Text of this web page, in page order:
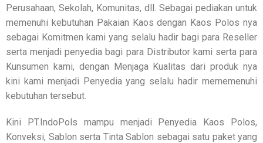
Perusahaan, Sekolah, Komunitas, dll. Sebagai pediakan untuk
memenuhi kebutuhan Pakaian Kaos dengan Kaos Polos nya
sebagai Komitmen kami yang selalu hadir bagi para Reseller
serta menjadi penyedia bagi para Distributor kami serta para
Kunsumen kami, dengan Menjaga Kualitas dari produk nya
kini kami menjadi Penyedia yang selalu hadir mememenuhi
kebutuhan tersebut.
Kini PT.IndoPols mampu menjadi Penyedia Kaos Polos,
Konveksi, Sablon serta Tinta Sablon sebagai satu paket yang